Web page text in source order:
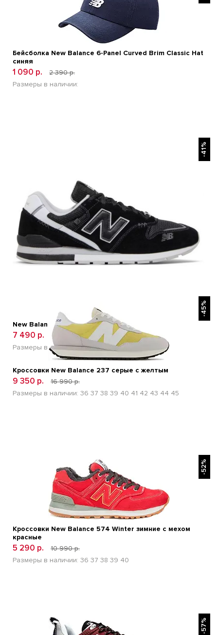
Бейсболка New Balance 6-Panel Curved Brim Classic Hat
синяя
1 090 р.
2 390 р.
Размеры в наличии:
-41%
New Balance 996 Черные
7 490 р.
12 600 р.
Размеры в наличии:41 42 43 44 45
-45%
Кроссовки New Balance 237 серые с желтым
9 350 р.
16 990 р.
Размеры в наличии: 36 37 38 39 40 41 42 43 44 45
-52%
Кроссовки New Balance 574 Winter зимние с мехом
красные
5 290 р.
10 990 р.
Размеры в наличии: 36 37 38 39 40
-57%